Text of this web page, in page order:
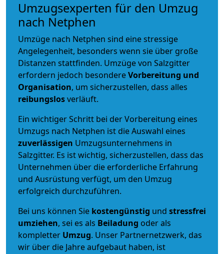
Umzugsexperten für den Umzug
nach Netphen
Umzüge nach Netphen sind eine stressige
Angelegenheit, besonders wenn sie über große
Distanzen stattfinden. Umzüge von Salzgitter
erfordern jedoch besondereVorbereitung und
Organisation, um sicherzustellen, dass alles
reibungslosverläuft.
Ein wichtiger Schritt bei der Vorbereitung eines
Umzugs nach Netphen ist die Auswahl eines
zuverlässigen Umzugsunternehmens in
Salzgitter. Es ist wichtig, sicherzustellen, dass das
Unternehmen über die erforderliche Erfahrung
und Ausrüstung verfügt, um den Umzug
erfolgreich durchzuführen.
Bei uns können Sie kostengünstig und stressfrei
umziehen, sei es als Beiladung oder als
kompletter Umzug. Unser Partnernetzwerk, das
wir über die Jahre aufgebaut haben, ist